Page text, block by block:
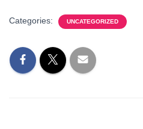
Categories: UNCATEGORIZED